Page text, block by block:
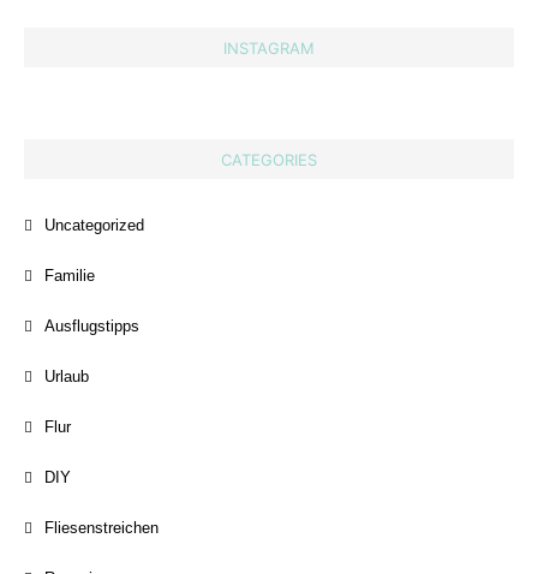
INSTAGRAM
CATEGORIES
Uncategorized
Familie
Ausflugstipps
Urlaub
Flur
DIY
Fliesenstreichen